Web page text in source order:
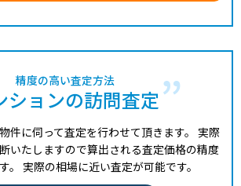
精度の高い査定方法
ションの訪問査定
件に伺って査定を行わせて頂きます。 実際
いたしますので算出される査定価格の精度
。 実際の相場に近い査定が可能です。